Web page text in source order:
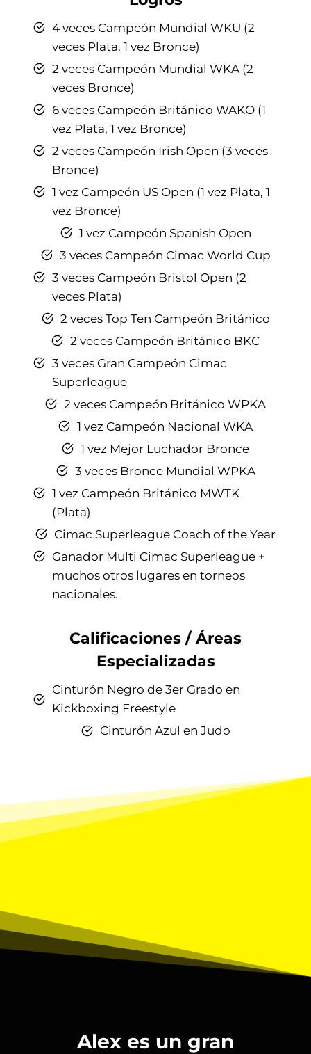
4 veces Campeón Mundial WKU (2
veces Plata, 1 vez Bronce)
2 veces Campeón Mundial WKA (2
veces Bronce)
6 veces Campeón Británico WAKO (1
vez Plata, 1 vez Bronce)
2 veces Campeón Irish Open (3 veces
Bronce)
1 vez Campeón US Open (1 vez Plata, 1
vez Bronce)
1 vez Campeón Spanish Open
3 veces Campeón Cimac World Cup
3 veces Campeón Bristol Open (2
veces Plata)
2 veces Top Ten Campeón Británico
2 veces Campeón Británico BKC
3 veces Gran Campeón Cimac
Superleague
2 veces Campeón Británico WPKA
1 vez Campeón Nacional WKA
1 vez Mejor Luchador Bronce
3 veces Bronce Mundial WPKA
1 vez Campeón Británico MWTK
(Plata)
Cimac Superleague Coach of the Year
Ganador Multi Cimac Superleague +
muchos otros lugares en torneos
nacionales.
Calificaciones / Áreas
Especializadas
Cinturón Negro de 3er Grado en
Kickboxing Freestyle
Cinturón Azul en Judo
Alex es un gran